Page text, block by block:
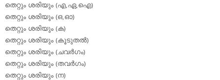
തെറ്റും ശരിയും (എ,ഏ,ഐ)
തെറ്റും ശരിയും (ഒ,ഓ)
തെറ്റും ശരിയും (ക)
തെറ്റും ശരിയും (കൂടുതല്‍)
തെറ്റും ശരിയും (ചവര്‍ഗം)
തെറ്റും ശരിയും (തവര്‍ഗം)
തെറ്റും ശരിയും (ന)